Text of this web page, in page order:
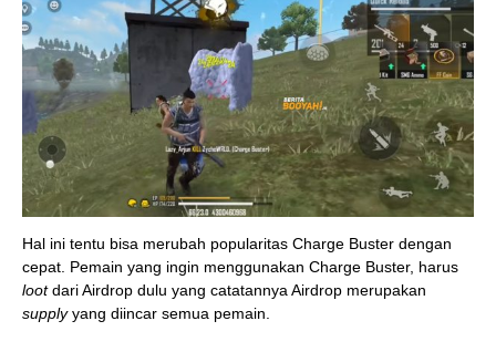
Hal ini tentu bisa merubah popularitas Charge Buster dengan
cepat. Pemain yang ingin menggunakan Charge Buster, harus
lootdari Airdrop dulu yang catatannya Airdrop merupakan
supplyyang diincar semua pemain.